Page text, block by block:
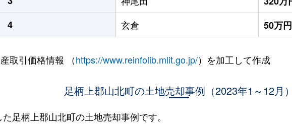
4
玄倉 50万円
取引価格情報 （https://www.reinfolib.mlit.go.jp/）を加工して作成
足柄上郡山北町の土地売却事例（2023年1～12月
足柄上郡山北町の土地売却事例です。